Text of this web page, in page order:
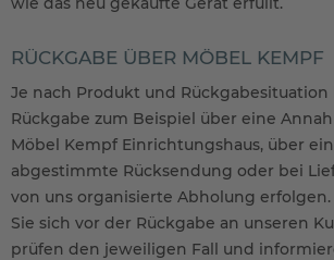
RÜCKGABE ÜBER MÖBEL KEMPF
Je nach Produkt und Rückgabesituation
Rückgabe zum Beispiel über eine
Möbel Kempf Einrichtungshaus, über
abgestimmte Rücksendung oder bei
von uns organisierte Abholung
Sie sich vor der Rückgabe an unseren
prüfen den jeweiligen Fall und